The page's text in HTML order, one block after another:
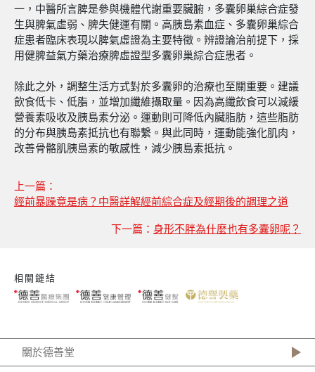
一，中醫所言脾是參與機體代謝重要臟腑，多囊卵巢綜合症發
生與脾氣虛弱、脾失健運有關。高胰島素血症、多囊卵巢綜合
症患者臨床表現以脾氣虛證為主要特徵。辨證論治前提下，採
用健脾益氣方藥治療脾虛證型多囊卵巢綜合症患者。
除此之外，調整生活方式對於多囊卵的治療也至關重要。建議
飲食低卡、低脂，並增加纖維攝取量。因為高纖飲食可以減緩
營養素吸收及胰島素分泌。運動則可降低內臟脂肪，這些脂肪
的分布與胰島素抵抗也有聯繫。與此同時，運動能強化肌肉，
改善骨骼肌胰島素的敏感性，減少胰島素抵抗。
上一篇：
經前暴躁竟是病？中醫詳解經前綜合症及經期後的調理之道
下一篇： 身形不胖為什麼也有多囊卵呢？
相關鏈結
關於德善堂